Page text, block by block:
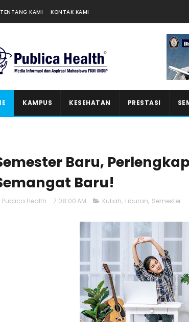
TENTANG KAMI KONTAK KAMI
KAMPUS KESEHATAN PRESTASI
Baru,
Baru!
Publica Health 7:08:00 AM Kuliah, Liburan, Semester